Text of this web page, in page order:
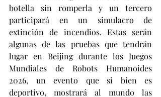
botella sin romperla y un tercero
participará en un simulacro de
extinción de incendios. Estas serán
algunas de las pruebas que tendrán
lugar en Beijing durante los Juegos
Mundiales de Robots Humanoides
2026, un evento que si bien es
deportivo, mostrará al mundo las